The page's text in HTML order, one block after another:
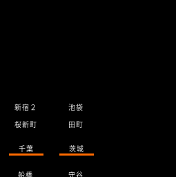
新宿２
池袋
桜新町 田町
千葉 茨城
船橋
守谷